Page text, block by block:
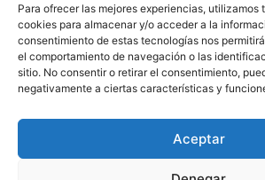
Para ofrecer las mejores experiencias, utilizamos
cookies para almacenar y/o acceder a la
consentimiento de estas tecnologías nos
el comportamiento de navegación o las
sitio. No consentir o retirar el consentimiento,
negativamente a ciertas características y
Aceptar
ordenar organizar
reciclaje relaciones
tecnología viajar voluntariado